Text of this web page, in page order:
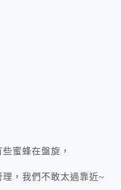
蜜蜂在盤旋，
，我們不敢太過靠近~